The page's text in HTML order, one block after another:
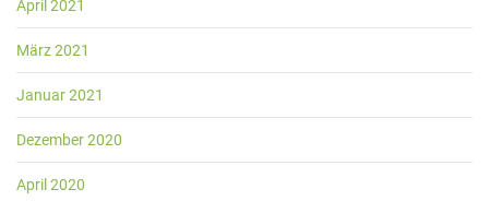
April 2021
März 2021
Januar 2021
Dezember 2020
April 2020